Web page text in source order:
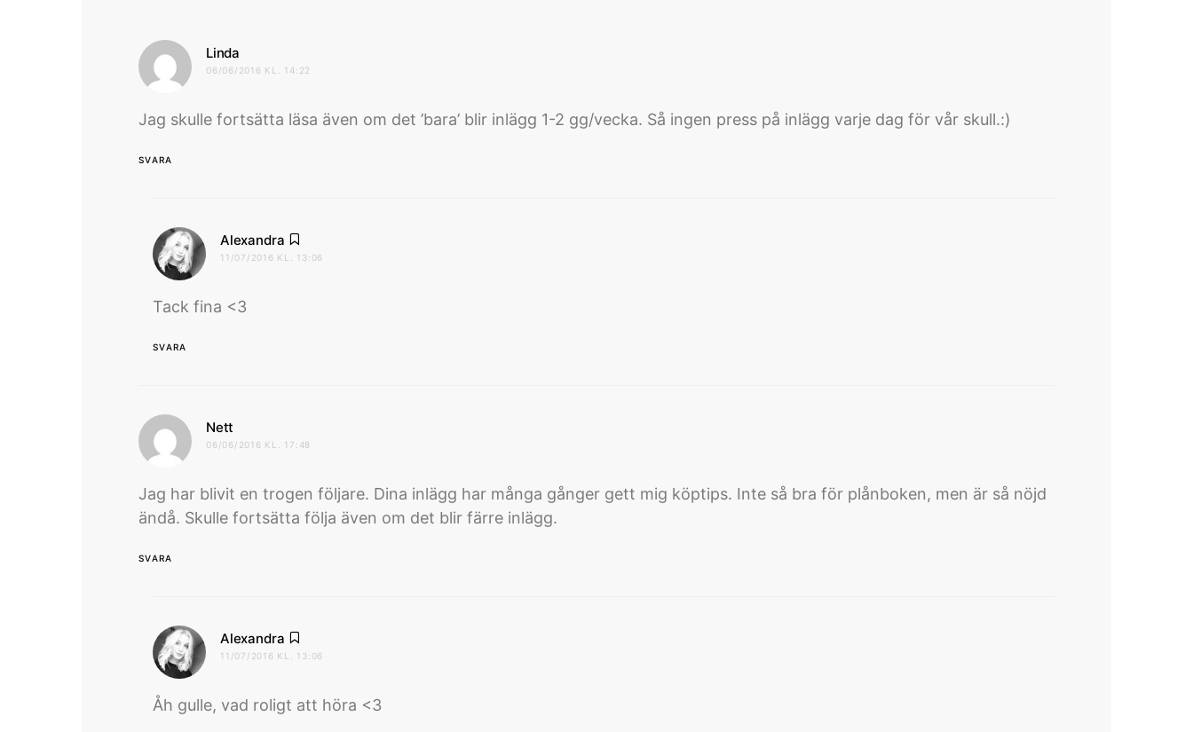
Linda
06/06/2016 KL. 14:22
Jag skulle fortsätta läsa även om det ’bara’ blir inlägg 1-2 gg/vecka. Så ingen press på inlägg varje dag för vår skull.:)
SVARA
Alexandra
11/07/2016 KL. 13:06
Tack fina <3
SVARA
Nett
06/06/2016 KL. 17:48
Jag har blivit en trogen följare. Dina inlägg har många gånger gett mig köptips. Inte så bra för plånboken, men är så nöjd
ändå. Skulle fortsätta följa även om det blir färre inlägg.
SVARA
Alexandra
11/07/2016 KL. 13:06
Åh gulle, vad roligt att höra <3